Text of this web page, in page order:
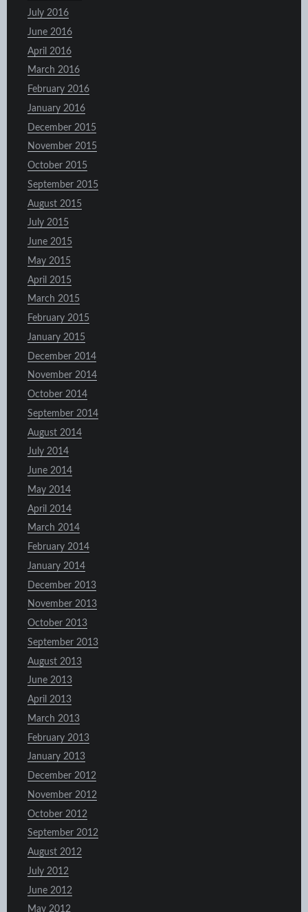
July 2016
June 2016
April 2016
March 2016
February 2016
January 2016
December 2015
November 2015
October 2015
September 2015
August 2015
July 2015
June 2015
May 2015
April 2015
March 2015
February 2015
January 2015
December 2014
November 2014
October 2014
September 2014
August 2014
July 2014
June 2014
May 2014
April 2014
March 2014
February 2014
January 2014
December 2013
November 2013
October 2013
September 2013
August 2013
June 2013
April 2013
March 2013
February 2013
January 2013
December 2012
November 2012
October 2012
September 2012
August 2012
July 2012
June 2012
May 2012